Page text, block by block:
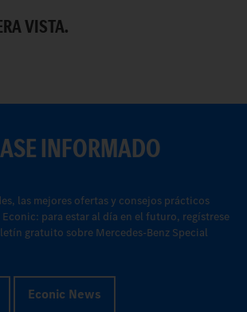
VISTA.
INFORMADO
las mejores ofertas y consejos prácticos
para estar al día en el futuro, regístrese
gratuito sobre Mercedes-Benz Special
Econic News